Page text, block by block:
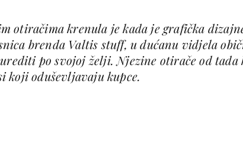
otiračima krenula je kada je grafička
brenda Valtis stuff, u dućanu vidjela
po svojoj želji. Njezine otirače od tada
koji oduševljavaju kupce.
Viber